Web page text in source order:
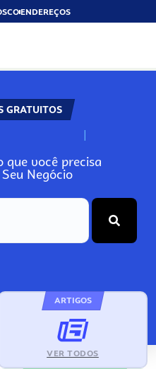
ENDEREÇOS
GRATUITOS
N
que você precisa
Negócio
ARTIGOS
VER TODOS